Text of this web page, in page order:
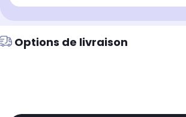
Options de livraison